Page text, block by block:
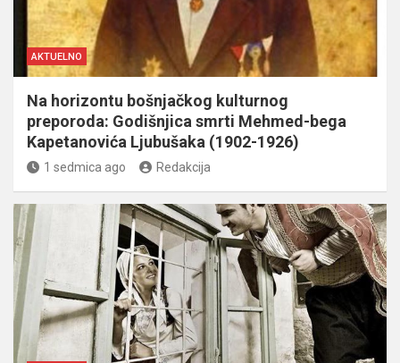
AKTUELNO
Na horizontu bošnjačkog kulturnog
preporoda: Godišnjica smrti Mehmed-bega
Kapetanovića Ljubušaka (1902-1926)
1 sedmica ago Redakcija